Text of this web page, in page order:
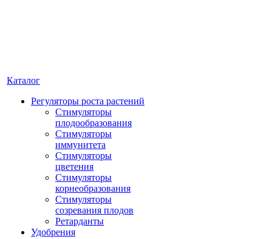
Каталог
Регуляторы роста растений
Стимуляторы
плодообразования
Стимуляторы
иммунитета
Стимуляторы
цветения
Стимуляторы
корнеобразования
Стимуляторы
созревания плодов
Ретарданты
Удобрения